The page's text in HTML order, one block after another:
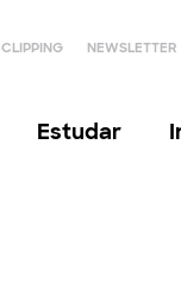
CLIPPING NEWSLETTER
Estudar